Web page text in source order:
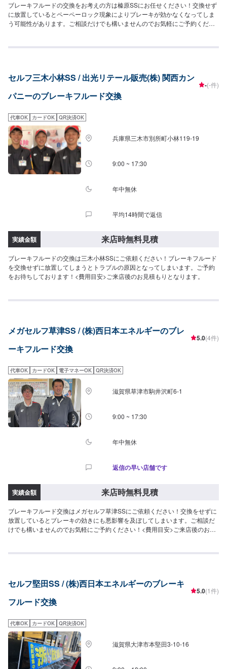
ブレーキフルードの交換をお考えの方は榛原SSにお任せください！交換せず
に放置しているとペーペーロック現象によりブレーキが効かなくなってしま
う可能性があります。ご相談だけでも構いませんのでお気軽にご予約くださ
セルフ三木小林SS / 出光リテール販売(株) 関西カン
パニーのブレーキフルード交換
-(-件)
代車OK カードOK QR決済OK
兵庫県三木市別所町小林119-19
9:00 ~ 17:30
年中無休
平均14時間で返信
実績金額 来店時無料見積
ブレーキフルードの交換は三木小林SSにご依頼ください！ブレーキフルード
を交換せずに放置してしまうとトラブルの原因となってしまいます。ご予約
をお待ちしております！<費用目安>ご来店後のお見積もりとなります。
メガセルフ草津SS / (株)西日本エネルギーのブレ
ーキフルード交換
5.0(4件)
代車OK カードOK 電子マネーOK QR決済OK
滋賀県草津市駒井沢町6-1
9:00 ~ 17:30
年中無休
返信の早い店舗です
実績金額 来店時無料見積
ブレーキフルード交換はメガセルフ草津SSにご依頼ください！交換をせずに
放置しているとブレーキの効きにも悪影響を及ぼしてしまいます。ご相談だ
けでも構いませんのでお気軽にご予約ください！<費用目安>ご来店後のお見
セルフ堅田SS / (株)西日本エネルギーのブレーキ
フルード交換
5.0(1件)
代車OK カードOK QR決済OK
滋賀県大津市本堅田3-10-16